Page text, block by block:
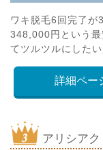
ワキ脱毛6回完了
348,000円という
てツルツルにした
詳細ペー
アリシアク